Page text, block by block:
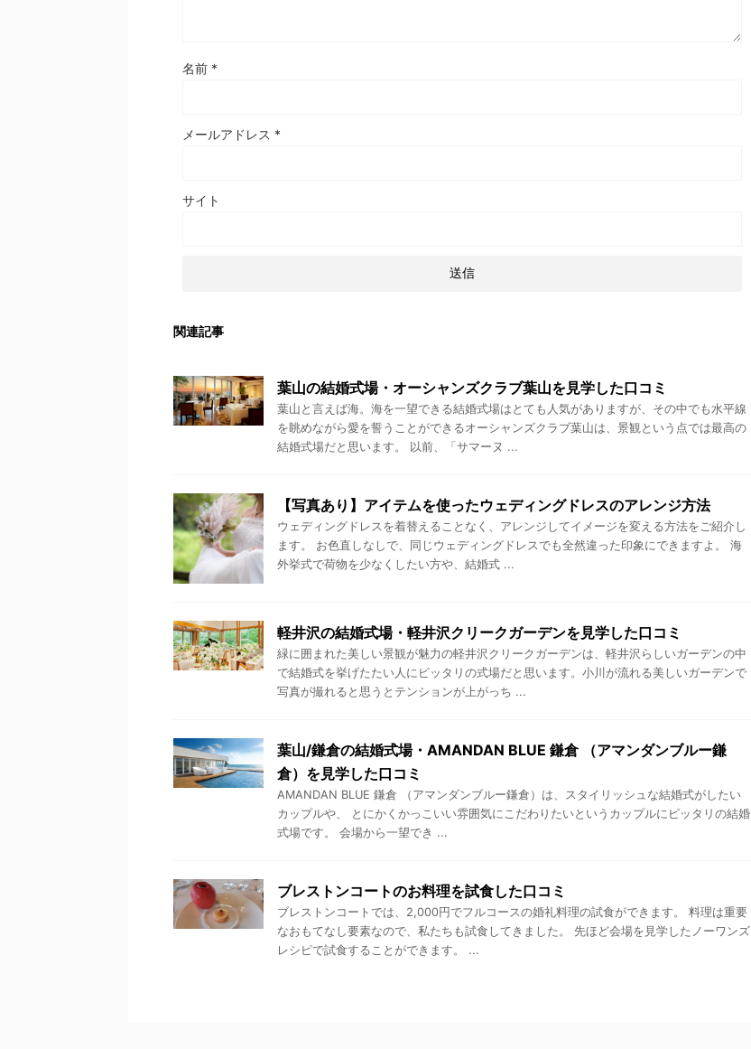
名前 *
メールアドレス *
サイト
関連記事
葉山の結婚式場・オーシャンズクラブ葉山を見学した口コミ
葉山と言えば海。海を一望できる結婚式場はとても人気がありますが、その中でも水平線
を眺めながら愛を誓うことができるオーシャンズクラブ葉山は、景観という点では最高の
結婚式場だと思います。 以前、「サマーヌ ...
【写真あり】アイテムを使ったウェディングドレスのアレンジ方法
ウェディングドレスを着替えることなく、アレンジしてイメージを変える方法をご紹介し
ます。 お色直しなしで、同じウェディングドレスでも全然違った印象にできますよ。 海
外挙式で荷物を少なくしたい方や、結婚式 ...
軽井沢の結婚式場・軽井沢クリークガーデンを見学した口コミ
緑に囲まれた美しい景観が魅力の軽井沢クリークガーデンは、軽井沢らしいガーデンの中
で結婚式を挙げたたい人にピッタリの式場だと思います。小川が流れる美しいガーデンで
写真が撮れると思うとテンションが上がっち ...
葉山/鎌倉の結婚式場・AMANDAN BLUE 鎌倉 （アマンダンブルー鎌
倉）を見学した口コミ
AMANDAN BLUE 鎌倉 （アマンダンブルー鎌倉）は、スタイリッシュな結婚式がしたい
カップルや、 とにかくかっこいい雰囲気にこだわりたいというカップルにピッタリの結婚
式場です。 会場から一望でき ...
ブレストンコートのお料理を試食した口コミ
ブレストンコートでは、2,000円でフルコースの婚礼料理の試食ができます。 料理は重要
なおもてなし要素なので、私たちも試食してきました。 先ほど会場を見学したノーワンズ
レシピで試食することができます。 ...